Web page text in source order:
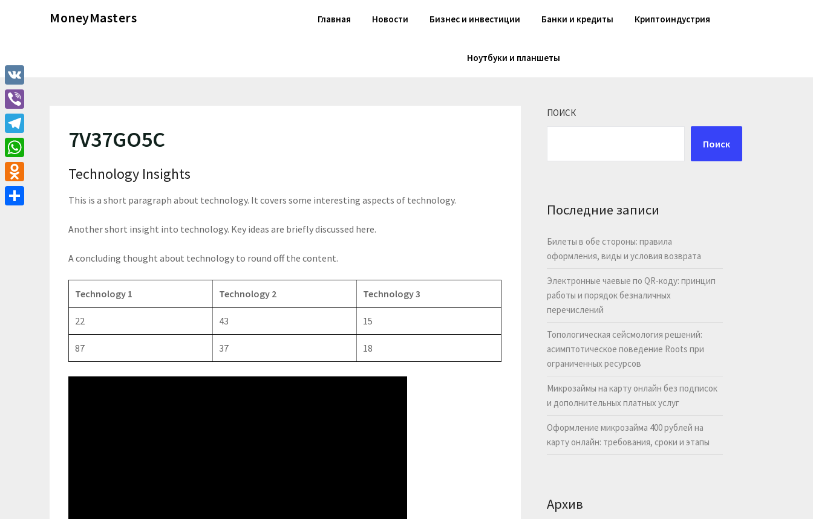
MoneyMasters Главная Новости Бизнес и инвестиции Банки и кредиты Криптоиндустрия
Ноутбуки и планшеты
7V37GO5C
Technology Insights
This is a short paragraph about technology. It covers some interesting aspects of technology.
Another short insight into technology. Key ideas are briefly discussed here.
A concluding thought about technology to round off the content.
Technology 1 Technology 2 Technology 3
22 43 15
87 37 18
ПОИСК
Поиск
Последние записи
Билеты в обе стороны: правила
оформления, виды и условия возврата
Электронные чаевые по QR-коду: принцип
работы и порядок безналичных
перечислений
Топологическая сейсмология решений:
асимптотическое поведение Roots при
ограниченных ресурсов
Микрозаймы на карту онлайн без подписок
и дополнительных платных услуг
Оформление микрозайма 400 рублей на
карту онлайн: требования, сроки и этапы
Архив
VK
Viber
Telegram
WhatsApp
Odnoklassniki